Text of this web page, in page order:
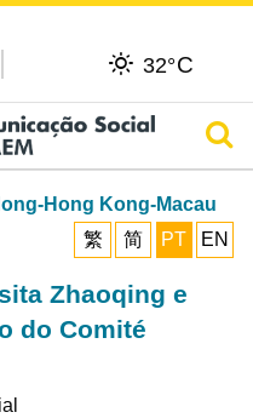
32°C
Hong Kong-Macau
繁
简 PT EN
Zhaoqing e
do Comité